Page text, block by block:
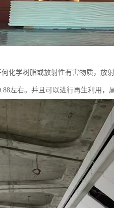
化学树脂或放射性有害物质，放
左右。并且可以进行再生利用，